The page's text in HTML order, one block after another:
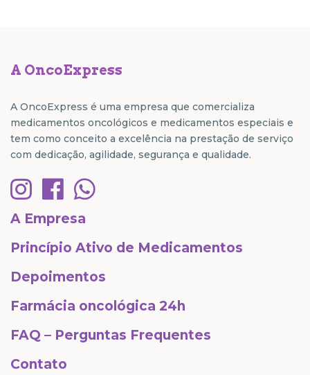
A OncoExpress
A OncoExpress é uma empresa que comercializa
medicamentos oncológicos e medicamentos especiais e
tem como conceito a excelência na prestação de serviço
com dedicação, agilidade, segurança e qualidade.
A Empresa
Princípio Ativo de Medicamentos
Depoimentos
Farmácia oncológica 24h
FAQ – Perguntas Frequentes
Contato